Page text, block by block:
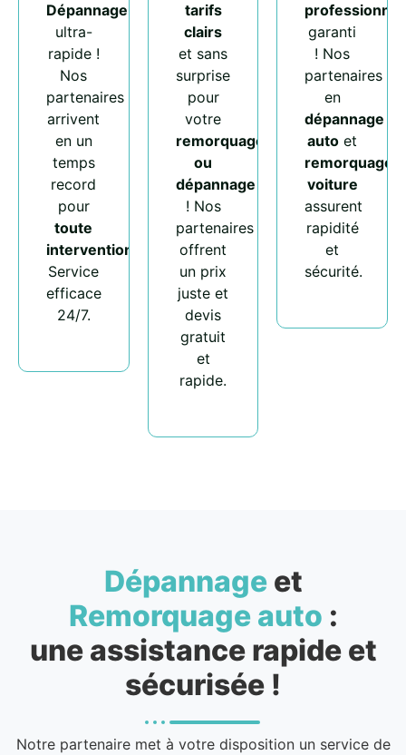
Dépannage
ultra-
rapide !
Nos
partenaires
arrivent
en un
temps
record
pour
toute
intervention
Service
efficace
24/7.
tarifs
clairs
et sans
surprise
pour
votre
remorquage
ou
dépannage
! Nos
partenaires
offrent
un prix
juste et
devis
gratuit
et
rapide.
professionnel
garanti
! Nos
partenaires
en
dépannage
auto et
remorquage
voiture
assurent
rapidité
et
sécurité.
Dépannageet
Remorquage auto :
une assistance rapide et
sécurisée !
Notre partenaire met à votre disposition un service de